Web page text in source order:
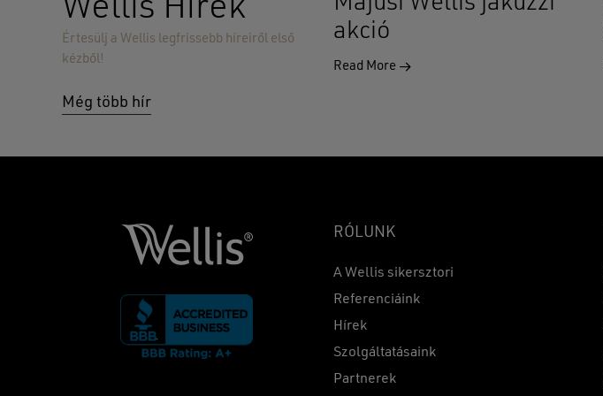
Wellis Hírek
Értesülj a Wellis legfrissebb híreiről első
kézből!
Még több hír
akció
Read More
RÓLUNK
A Wellis sikersztori
Referenciáink
Hírek
Szolgáltatásaink
Partnerek